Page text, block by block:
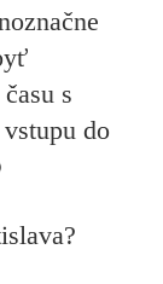
s
do